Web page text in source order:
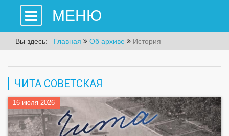
МЕНЮ
Вы здесь: Главная Об архиве История
ЧИТА СОВЕТСКАЯ
16 июля 2026